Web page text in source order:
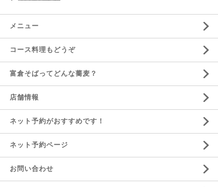
メニュー
コース料理もどうぞ
富倉そばってどんな蕎麦？
店舗情報
ネット予約がおすすめです！
ネット予約ページ
お問い合わせ